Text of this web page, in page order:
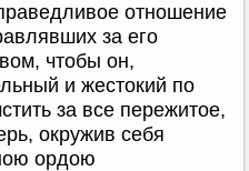
отношение
за его
чтобы он,
и жестокий по
за все пережитое,
окружив себя
ордою